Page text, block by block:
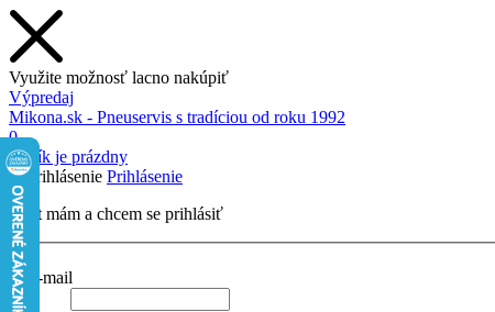
Využite možnosť lacno nakúpiť
Výpredaj
Mikona.sk - Pneuservis s tradíciou od roku 1992
0
Košík je prázdny
Prihlásenie
Účet mám a chcem se prihlásiť
E-mail